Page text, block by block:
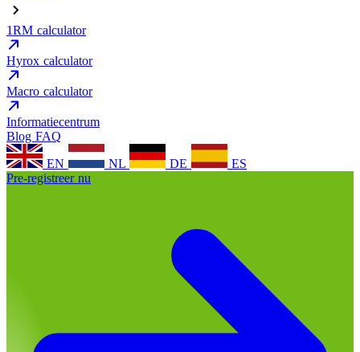
1RM calculator
Hyrox calculator
Macro calculator
Informatiecentrum
Blog FAQ
EN
NL DE
ES
Pre-registreer nu